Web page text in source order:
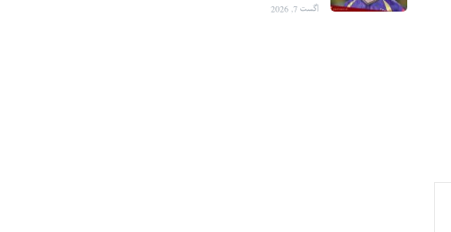
اگست 7, 2026